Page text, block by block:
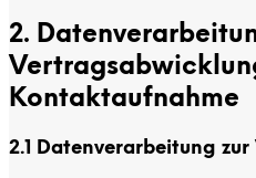
2.
Kontaktaufnahme
2.1 Datenverarbeitung